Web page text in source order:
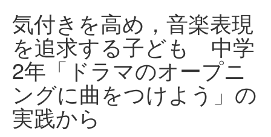
気付きを高め，音楽表現
を追求する子ども 中学
2年「ドラマのオープニ
ングに曲をつけよう」の
実践から